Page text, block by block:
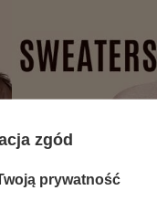
zgód
prywatność